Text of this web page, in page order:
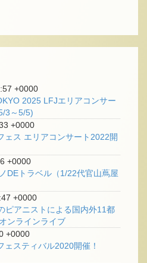
+0000
2025 LFJエリアコンサー
3～5/5)
+0000
ェス エリアコンサート2022開
+0000
DEトラベル（1/22代官山蔦屋
+0000
ピアニストによる国内外11都
ンラインライブ
+0000
スティバル2020開催！